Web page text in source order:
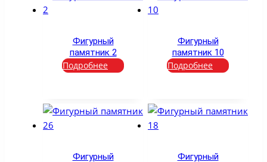
Фигурный
памятник 2
Подробнее
Фигурный
памятник 10
Подробнее
Фигурный
Фигурный